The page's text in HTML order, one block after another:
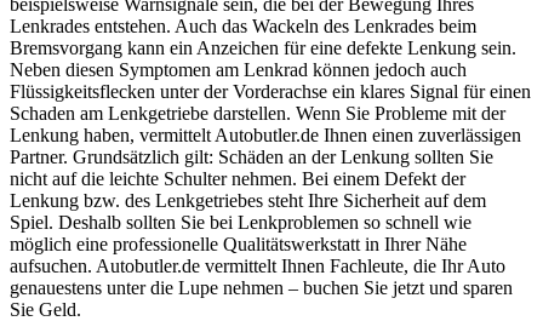
Lenkrades entstehen. Auch das Wackeln des Lenkrades beim
Bremsvorgang kann ein Anzeichen für eine defekte Lenkung sein.
Neben diesen Symptomen am Lenkrad können jedoch auch
Flüssigkeitsflecken unter der Vorderachse ein klares Signal für einen
Schaden am Lenkgetriebe darstellen. Wenn Sie Probleme mit der
Lenkung haben, vermittelt Autobutler.de Ihnen einen zuverlässigen
Partner. Grundsätzlich gilt: Schäden an der Lenkung sollten Sie
nicht auf die leichte Schulter nehmen. Bei einem Defekt der
Lenkung bzw. des Lenkgetriebes steht Ihre Sicherheit auf dem
Spiel. Deshalb sollten Sie bei Lenkproblemen so schnell wie
möglich eine professionelle Qualitätswerkstatt in Ihrer Nähe
aufsuchen. Autobutler.de vermittelt Ihnen Fachleute, die Ihr Auto
genauestens unter die Lupe nehmen – buchen Sie jetzt und sparen
Sie Geld.